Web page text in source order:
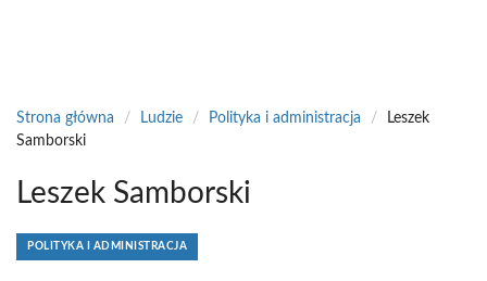
Strona główna / Ludzie / Polityka i administracja /
Leszek
Samborski
Leszek Samborski
POLITYKA I ADMINISTRACJA